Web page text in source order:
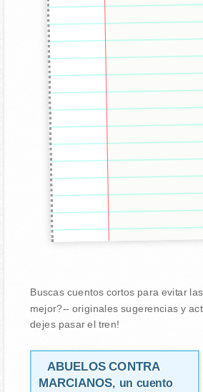
Buscas cuentos cortos para evitar
mejor?-- originales sugerencias y
dejes pasar el tren!
ABUELOS CONTRA
MARCIANOS, un cuento